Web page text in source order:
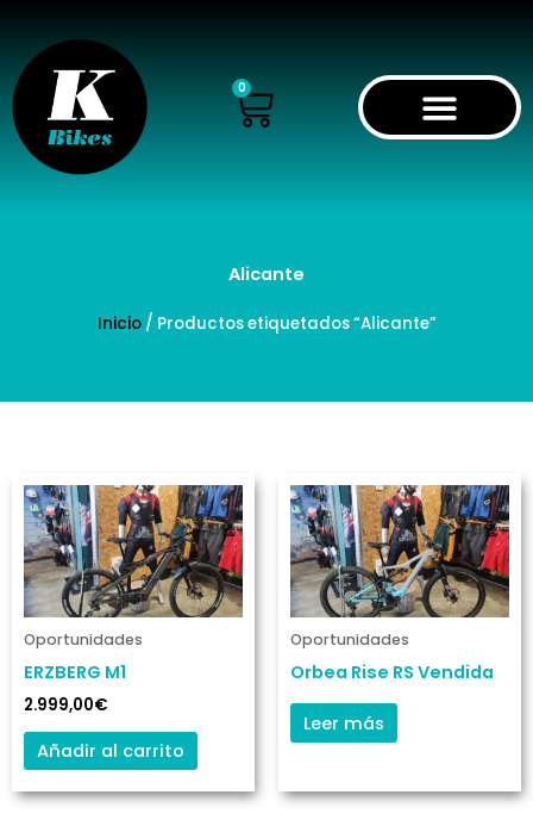
contenido
0
Cart
Alicante
Inicio/ Productos etiquetados “Alicante”
Oportunidades
ERZBERG M1
2.999,00€
Añadir al carrito
Oportunidades
Orbea Rise RS Vendida
Leer más